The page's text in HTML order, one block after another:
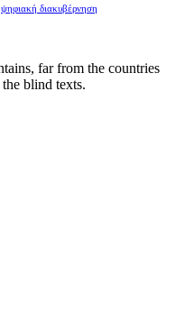
ψηφιακή διακυβέρνηση
far from the countries
blind texts.